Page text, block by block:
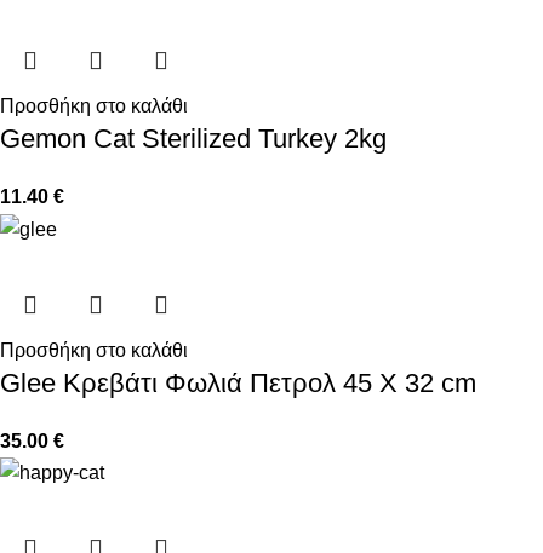
Προσθήκη στο καλάθι
Gemon Cat Sterilized Turkey 2kg
11.40 €
Προσθήκη στο καλάθι
Glee Κρεβάτι Φωλιά Πετρολ 45 Χ 32 cm
35.00 €